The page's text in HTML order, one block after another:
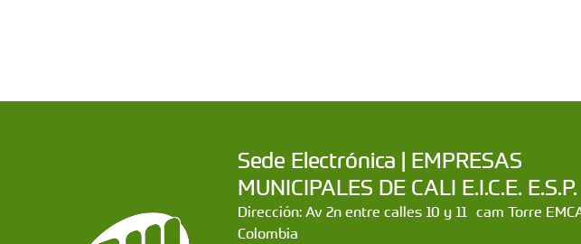
Sede Electrónica | EMPRESAS
MUNICIPALES DE CALI E.I.C.E. E.S.P.
Dirección: Av 2n entre calles 10 y 11 cam Torre
Colombia